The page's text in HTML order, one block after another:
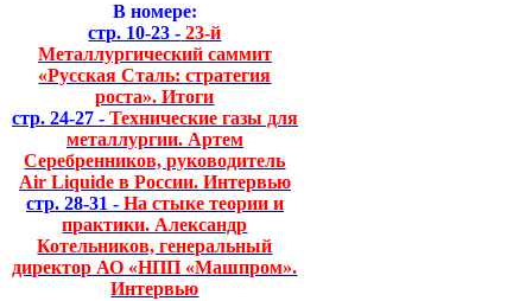
В номере:
стр. 10-23 - 23-й
Металлургический саммит
«Русская Сталь: стратегия
роста». Итоги
стр. 24-27 - Технические газы для
металлургии. Артем
Серебренников, руководитель
Air Liquide в России. Интервью
стр. 28-31 - На стыке теории и
практики. Александр
Котельников, генеральный
директор АО «НПП «Машпром».
Интервью